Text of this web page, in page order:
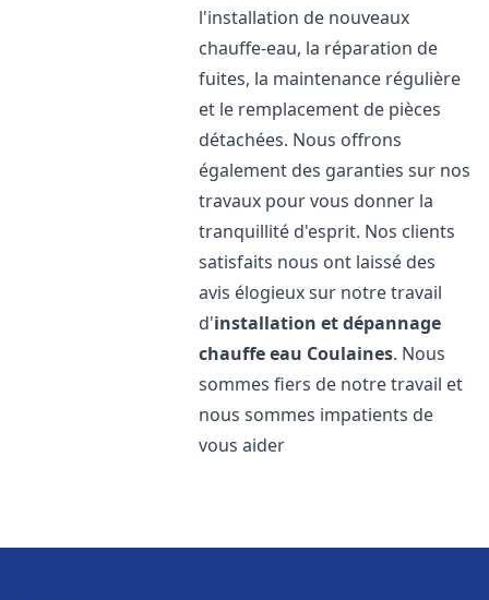
l'installation de nouveaux
chauffe-eau, la réparation de
fuites, la maintenance régulière
et le remplacement de pièces
détachées. Nous offrons
également des garanties sur nos
travaux pour vous donner la
tranquillité d'esprit. Nos clients
satisfaits nous ont laissé des
avis élogieux sur notre travail
d'installation et dépannage
chauffe eau Coulaines. Nous
sommes fiers de notre travail et
nous sommes impatients de
vous aider